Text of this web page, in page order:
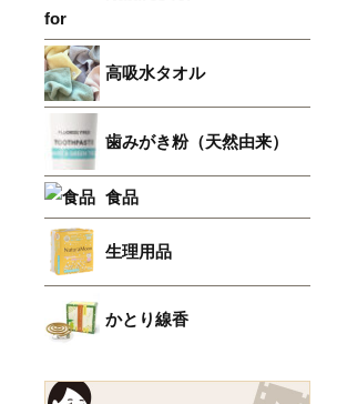
高吸水タオル
歯みがき粉（天然由来）
食品
生理用品
かとり線香